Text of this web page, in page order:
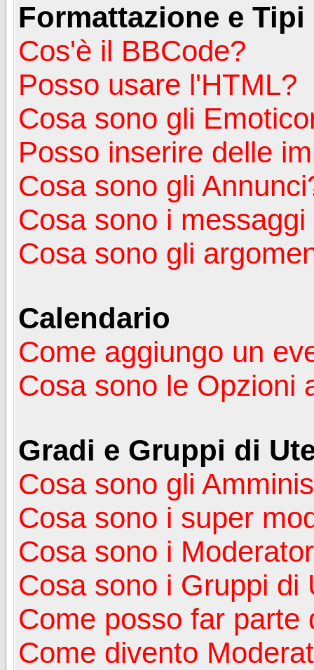
Formattazione e
Cos'è il BBCode?
Posso usare l'HTML?
Cosa sono gli
Posso inserire delle
Cosa sono gli
Cosa sono i
Cosa sono gli
Calendario
Come aggiungo un
Cosa sono le Opzioni
Gradi e Gruppi di
Cosa sono gli
Cosa sono i super
Cosa sono i
Cosa sono i Gruppi di
Come posso far parte
Come divento